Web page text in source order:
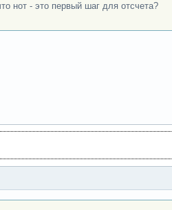
нот - это первый шаг для отсчета?